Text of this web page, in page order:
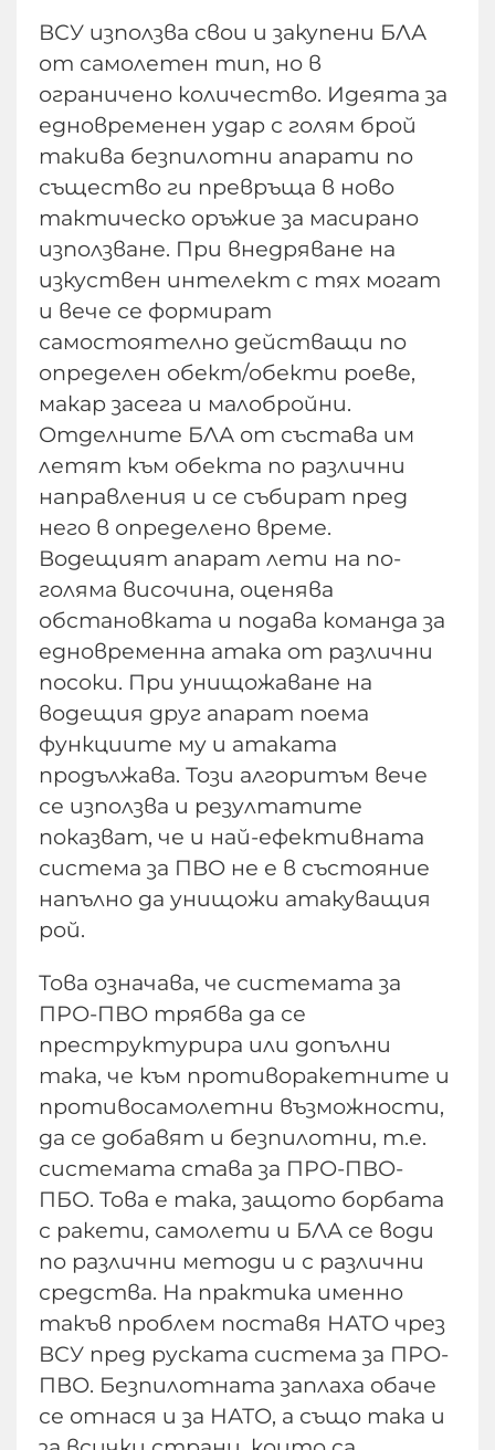
ВСУ използва свои и закупени БЛА
от самолетен тип, но в
ограничено количество. Идеята за
едновременен удар с голям брой
такива безпилотни апарати по
същество ги превръща в ново
тактическо оръжие за масирано
използване. При внедряване на
изкуствен интелект с тях могат
и вече се формират
самостоятелно действащи по
определен обект/обекти роеве,
макар засега и малобройни.
Отделните БЛА от състава им
летят към обекта по различни
направления и се събират пред
него в определено време.
Водещият апарат лети на по-
голяма височина, оценява
обстановката и подава команда за
едновременна атака от различни
посоки. При унищожаване на
водещия друг апарат поема
функциите му и атаката
продължава. Този алгоритъм вече
се използва и резултатите
показват, че и най-ефективната
система за ПВО не е в състояние
напълно да унищожи атакуващия
рой.
Това означава, че системата за
ПРО-ПВО трябва да се
преструктурира или допълни
така, че към противоракетните и
противосамолетни възможности,
да се добавят и безпилотни, т.е.
системата става за ПРО-ПВО-
ПБО. Това е така, защото борбата
с ракети, самолети и БЛА се води
по различни методи и с различни
средства. На практика именно
такъв проблем поставя НАТО чрез
ВСУ пред руската система за ПРО-
ПВО. Безпилотната заплаха обаче
се отнася и за НАТО, а също така и